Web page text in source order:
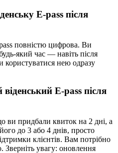
E-pass після
повністю цифрова. Ви
який час — навіть після
користуватися нею одразу
E-pass після
придбали квиток на 2 дні, а
до 3 або 4 днів, просто
клієнтів. Вам потрібно
увагу: оновлення